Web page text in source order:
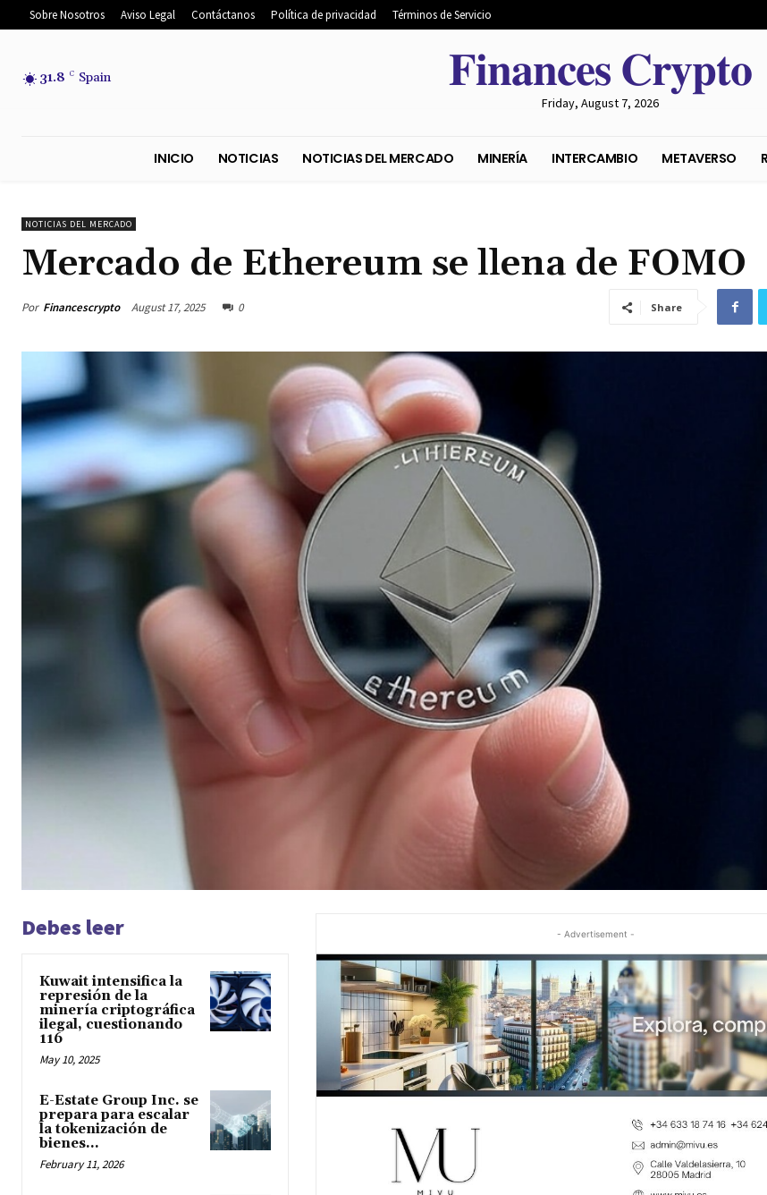
Sobre Nosotros Aviso Legal Contáctanos Política de privacidad Términos de Servicio
31.8 C Spain 𝐅𝐢𝐧𝐚𝐧𝐜𝐞𝐬 𝐂𝐫𝐲𝐩𝐭𝐨
Friday, August 7, 2026
NOTICIAS DEL MERCADO
Mercado de Ethereum se llena de FOMO
Por Financescrypto August 17, 2025 0 Share
Debes leer
Kuwait intensifica la
represión de la
minería criptográfica
ilegal, cuestionando
116
May 10, 2025
E-Estate Group Inc. se
prepara para escalar
la tokenización de
bienes...
February 11, 2026
- Advertisement -